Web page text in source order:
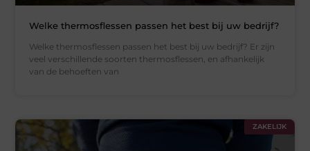
Welke thermosflessen passen het best bij uw bedrijf?
Welke thermosflessen passen het best bij uw bedrijf? Er zijn
veel verschillende soorten thermosflessen, en afhankelijk
van de behoeften van
ZAKELIJK